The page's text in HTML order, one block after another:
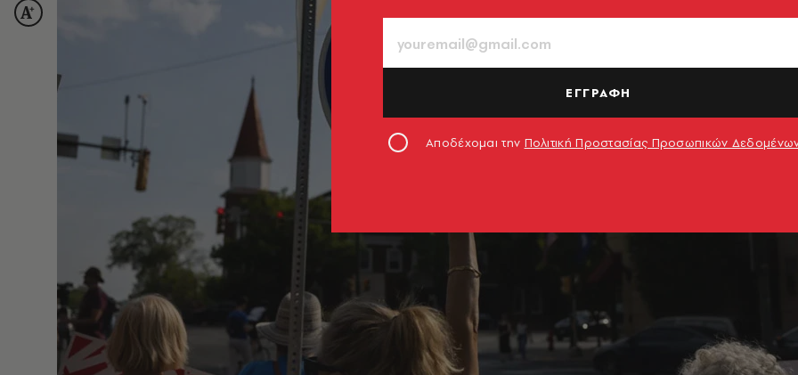
ΕΓΓΡΑΦΗ
Αποδέχομαι την Πολιτική Προστασίας Προσωπικών